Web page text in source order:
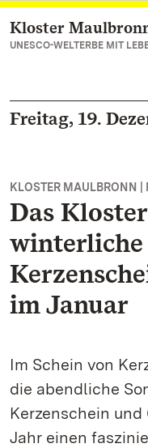
Zum Hauptinhalt
Kloster
UNESCO-WELTERBE MIT
Freitag, 19.
KLOSTER MAULBRONN |
Das
winterliche
im Januar
Im Schein von
die abendliche
Kerzenschein
Jahr einen